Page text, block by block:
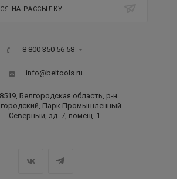
НА РАССЫЛКУ
8 800 350 56 58
info@beltools.ru
Белгородская область, р-н
Парк Промышленный
Северный, зд. 7, помещ. 1